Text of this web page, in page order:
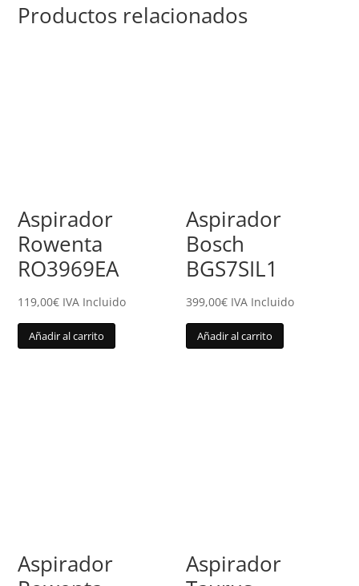
Productos relacionados
Aspirador
Rowenta
RO3969EA
119,00€ IVA Incluido
Añadir al carrito
Aspirador
Bosch
BGS7SIL1
399,00€ IVA Incluido
Añadir al carrito
Aspirador
Aspirador